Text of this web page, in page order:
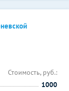
Стоимость, руб.:
1000